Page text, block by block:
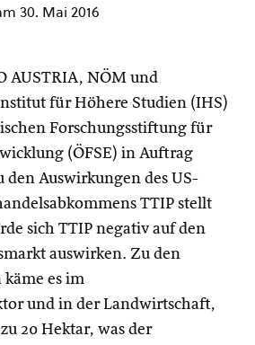
30. Mai 2016
AUSTRIA, NÖM und
für Höhere Studien (IHS)
Forschungsstiftung für
(ÖFSE) in Auftrag
den Auswirkungen des US-
TTIP stellt
sich TTIP negativ auf den
auswirken. Zu den
käme es im
und in der Landwirtschaft,
20 Hektar, was der